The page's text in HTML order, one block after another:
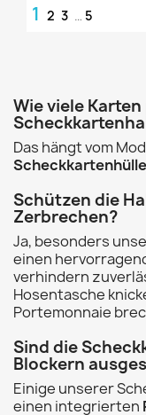
1 2 3 … 5
Wie viele
Das hängt vom
Schützen die
Zerbrechen?
Ja, besonders
einen
verhindern
Hosentasche
Portemonnaie
Sind die
Blockern
Einige unserer
einen integrierten